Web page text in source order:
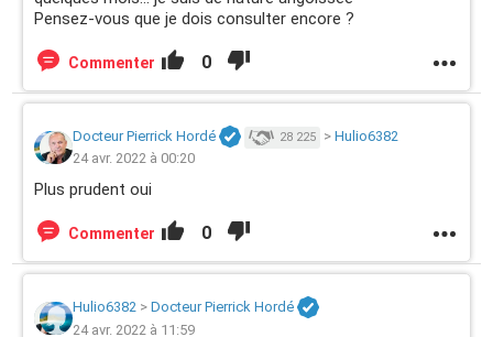
Pensez-vous que je dois consulter encore ?
Commenter 0
Docteur Pierrick Hordé 28 225 > Hulio6382
24 avr. 2022 à 00:20
Plus prudent oui
Commenter 0
Hulio6382 > Docteur Pierrick Hordé
24 avr. 2022 à 11:59